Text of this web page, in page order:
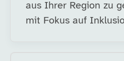
aus Ihrer Region zu
mit Fokus auf